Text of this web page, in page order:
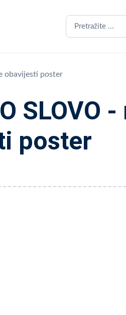
obavijesti poster
SLOVO
poster